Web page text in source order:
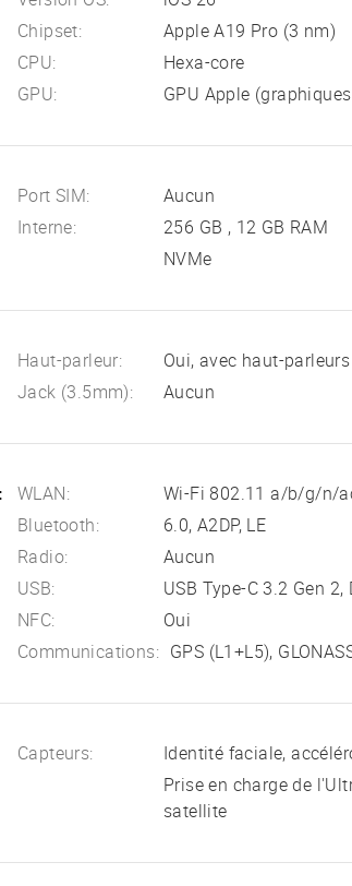
Chipset:
Apple A19 Pro (3 nm)
CPU:
Hexa-core
GPU:
GPU Apple
Port SIM:
Aucun
Interne:
256 GB , 12 GB RAM
NVMe
Haut-parleur:
Oui, avec haut-
Jack (3.5mm):
Aucun
WLAN:
Wi-Fi 802.11 a/b/g/n/
Bluetooth:
6.0, A2DP, LE
Radio:
Aucun
USB:
USB Type-C 3.2 Gen
NFC:
Oui
Communications: GPS (L1+L5),
Capteurs:
Identité faciale,
Prise en charge de
satellite